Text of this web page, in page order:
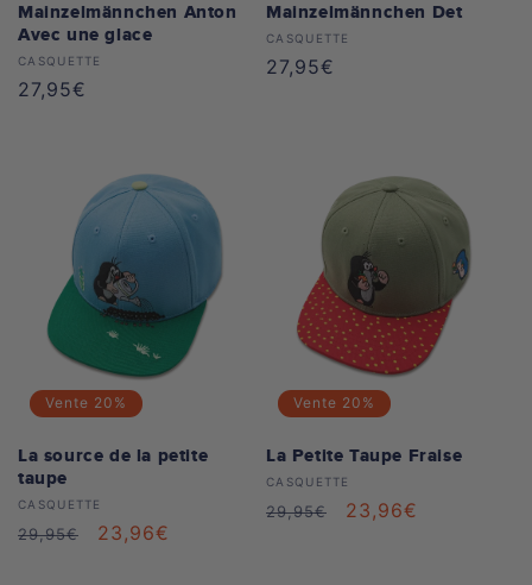
Mainzelmännchen Anton
Avec une glace
Distributeur :
CASQUETTE
Prix
27,95€
Mainzelmännchen Det
Distributeur :
CASQUETTE
Prix
27,95€
Vente 20%
La source de la petite
taupe
Distributeur :
CASQUETTE
Prix
29,95€
Prix
23,96€
Vente 20%
La Petite Taupe Fraise
Distributeur :
CASQUETTE
Prix
29,95€
Prix
23,96€